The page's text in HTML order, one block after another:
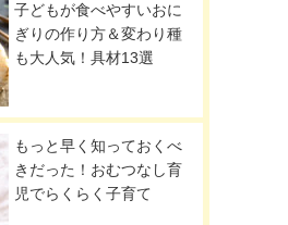
子どもが食べやすいおに
ぎりの作り方＆変わり種
も大人気！具材13選
もっと早く知っておくべ
きだった！おむつなし育
児でらくらく子育て